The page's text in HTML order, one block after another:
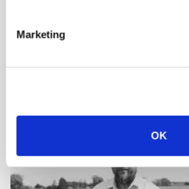
Marketing
OK
Lave grisepriser og nye